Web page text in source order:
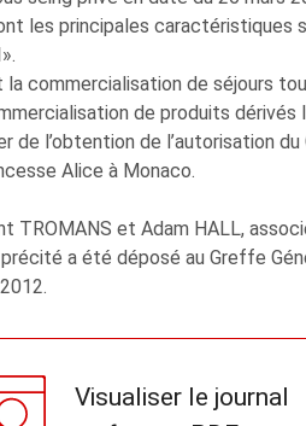
les principales caractéristiques
la commercialisation de séjours
de produits dérivés
de l’obtention de l’autorisation
Alice à Monaco.
TROMANS et Adam HALL,
précité a été déposé au Greffe
Visualiser le journal